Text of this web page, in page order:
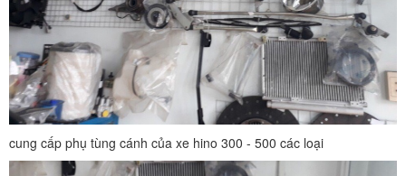
cung cấp phụ tùng cánh của xe hino 300 - 500 các loại